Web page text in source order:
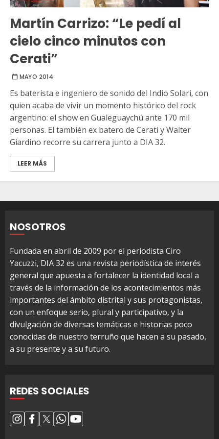
Martín Carrizo: “Le pedí al
cielo cinco minutos con
Cerati”
MAYO 2014
Es baterista e ingeniero de sonido del Indio Solari, con
quien acaba de vivir un momento histórico del rock
argentino: el show en Gualeguaychú ante 170 mil
personas. El también ex batero de Cerati y Walter
Giardino recorre su carrera junto a DIA 32.
LEER MÁS
NOSOTROS
Fundada en abril de 2009 por el periodista Ciro
Yacuzzi, DIA 32 es una revista periodística de interés
general que apuesta a fortalecer la identidad local a
través de la información de los acontecimientos más
importantes del ámbito distrital y sus protagonistas,
con un enfoque serio, plural y participativo, y la
divulgación de diversas temáticas e historias poco
conocidas de nuestro terruño que hacen a su pasado,
a su presente y a su futuro.
REDES SOCIALES